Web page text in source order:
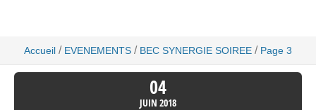
Accueil / EVENEMENTS / BEC SYNERGIE SOIREE / Page 3
04
JUIN 2018